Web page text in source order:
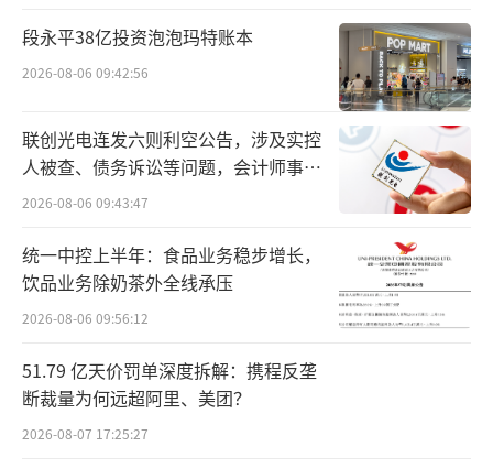
开拓北欧市场提供全方位的强力支撑。总的来
看，双方资源禀赋差异互补，构成了互利共赢
的全新合作模式。在本次合作框架下，双方各
司其职、协同发力，果下科技主打上游产品与
技术优势，凭借成熟的储能产品研发、系统集
成技术，叠加规模化生产能力与稳定的供应链
体系，为海外项目输出高品质、标准化的储能
产品与一体化解决方案。
依托本地渠道资源、成熟的项目落地经验与本
地化服务体系，助力果下科技产品快速适配当
段永平38亿投资泡泡玛特账本
2026-08-06 09:42:56
联创光电连发六则利空公告，涉及实控
人被查、债务诉讼等问题，会计师事务
所曾出具“保留意见”
2026-08-06 09:43:47
统一中控上半年：食品业务稳步增长，
饮品业务除奶茶外全线承压
2026-08-06 09:56:12
51.79 亿天价罚单深度拆解：携程反垄
断裁量为何远超阿里、美团？
2026-08-07 17:25:27